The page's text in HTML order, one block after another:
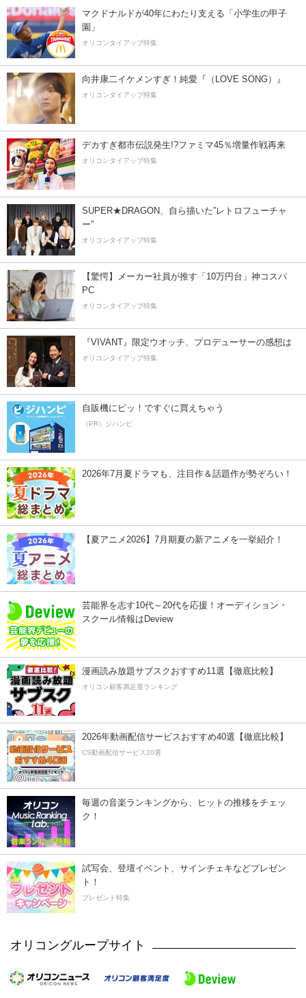
マクドナルドが40年にわたり支える「小学生の甲子
園」
オリコンタイアップ特集
向井康二イケメンすぎ！純愛『（LOVE SONG）』
オリコンタイアップ特集
デカすぎ都市伝説発生!?ファミマ45％増量作戦再来
オリコンタイアップ特集
SUPER★DRAGON、自ら描いた”レトロフューチャ
ー”
オリコンタイアップ特集
【驚愕】メーカー社員が推す「10万円台」神コスパ
PC
オリコンタイアップ特集
『VIVANT』限定ウオッチ、プロデューサーの感想は
オリコンタイアップ特集
自販機にピッ！ですぐに買えちゃう
（PR）ジハンピ
2026年7月夏ドラマも、注目作＆話題作が勢ぞろい！
【夏アニメ2026】7月期夏の新アニメを一挙紹介！
芸能界を志す10代～20代を応援！オーディション・
スクール情報はDeview
漫画読み放題サブスクおすすめ11選【徹底比較】
オリコン顧客満足度ランキング
2026年動画配信サービスおすすめ40選【徹底比較】
CS動画配信サービス20選
毎週の音楽ランキングから、ヒットの推移をチェッ
ク！
試写会、登壇イベント、サインチェキなどプレゼン
ト！
プレゼント特集
オリコングループサイト